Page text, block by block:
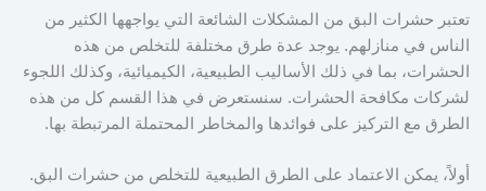
تعتبر حشرات البق من المشكلات الشائعة التي يواجهها الكثير من
الناس في منازلهم. يوجد عدة طرق مختلفة للتخلص من هذه
الحشرات، بما في ذلك الأساليب الطبيعية، الكيميائية، وكذلك اللجوء
لشركات مكافحة الحشرات. سنستعرض في هذا القسم كل من هذه
الطرق مع التركيز على فوائدها والمخاطر المحتملة المرتبطة بها.
أولاً، يمكن الاعتماد على الطرق الطبيعية للتخلص من حشرات البق.